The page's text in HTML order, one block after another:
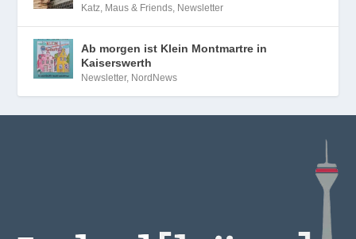
Katz, Maus & Friends Newsletter
Ab morgen ist Klein Montmartre in
Kaiserswerth
Newsletter, NordNews